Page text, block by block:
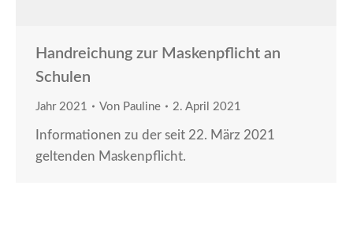
Handreichung zur Maskenpflicht an
Schulen
Jahr 2021 Von Pauline 2. April 2021
Informationen zu der seit 22. März 2021
geltenden Maskenpflicht.